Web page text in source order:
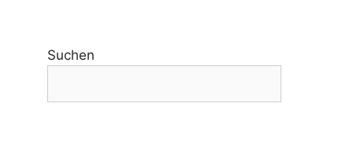
Suchen